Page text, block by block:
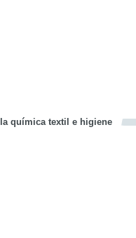
química textil e higiene